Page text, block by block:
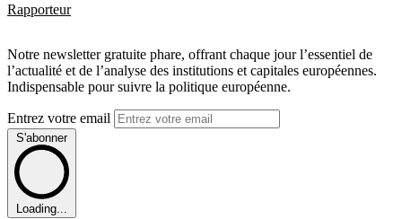
Rapporteur
Notre newsletter gratuite phare, offrant chaque jour l’essentiel de
l’actualité et de l’analyse des institutions et capitales européennes.
Indispensable pour suivre la politique européenne.
Entrez votre email
S'abonner
Loading...